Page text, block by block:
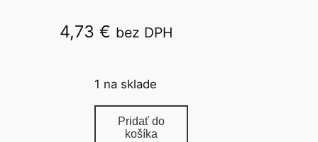
4,73€ bez DPH
1 na sklade
Pridať do
košíka